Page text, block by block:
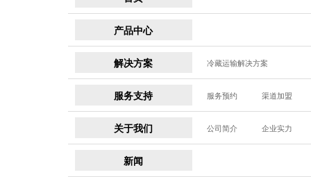
产品中心
解决方案 冷藏运输解决方案
服务支持 服务预约 渠道加盟
关于我们 公司简介 企业实力
新闻